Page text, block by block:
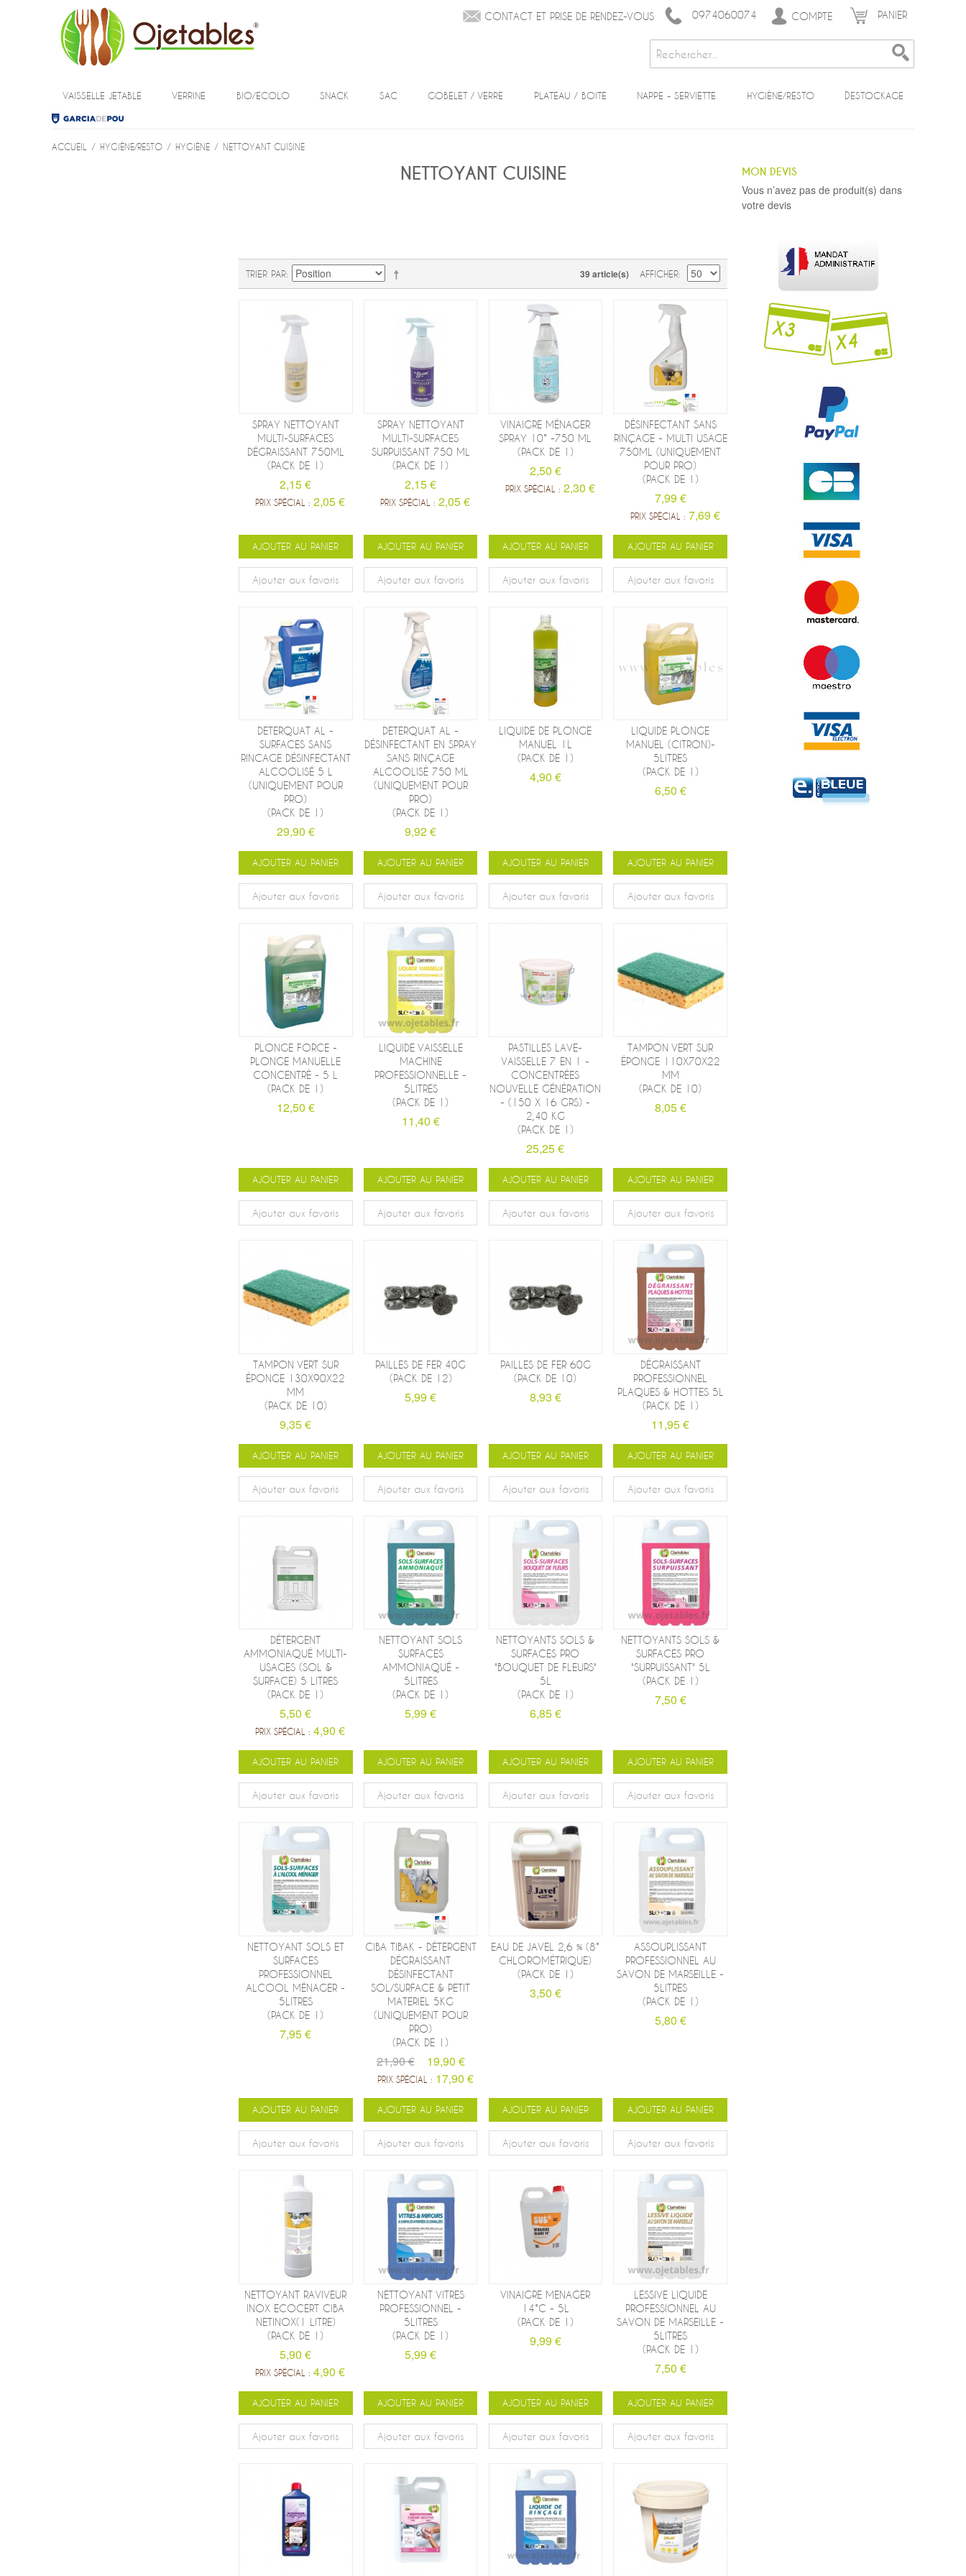
CONTACT ET PRISE DE RENDEZ-VOUS 0974060074 COMPTE PANIER
VAISSELLE JETABLE VERRINE BIO/ECOLO SNACK SAC GOBELET / VERRE PLATEAU / BOITE NAPPE - SERVIETTE HYGIÈNE/RESTO DESTOCKAGE
ACCUEIL / HYGIÈNE/RESTO / HYGIÈNE / NETTOYANT CUISINE
NETTOYANT CUISINE
TRIER PAR 39 article(s) AFFICHER
SPRAY NETTOYANT
MULTI-SURFACES
DÉGRAISSANT 750ML
(PACK DE 1)
2,15 €
PRIX SPÉCIAL : 2,05 €
AJOUTER AU PANIER
Ajouter aux favoris
SPRAY NETTOYANT
MULTI-SURFACES
SURPUISSANT 750 ML
(PACK DE 1)
2,15 €
PRIX SPÉCIAL : 2,05 €
AJOUTER AU PANIER
Ajouter aux favoris
VINAIGRE MÉNAGER
SPRAY 10° -750 ML
(PACK DE 1)
2,50 €
PRIX SPÉCIAL : 2,30 €
AJOUTER AU PANIER
Ajouter aux favoris
DÉSINFECTANT SANS
RINÇAGE - MULTI USAGE
750ML (UNIQUEMENT
POUR PRO)
(PACK DE 1)
7,99 €
PRIX SPÉCIAL : 7,69 €
AJOUTER AU PANIER
Ajouter aux favoris
DETERQUAT AL -
SURFACES SANS
RINCAGE DÉSINFECTANT
ALCOOLISÉ 5 L
(UNIQUEMENT POUR
PRO)
(PACK DE 1)
29,90 €
AJOUTER AU PANIER
Ajouter aux favoris
DETERQUAT AL -
DÉSINFECTANT EN SPRAY
SANS RINÇAGE
ALCOOLISÉ 750 ML
(UNIQUEMENT POUR
PRO)
(PACK DE 1)
9,92 €
AJOUTER AU PANIER
Ajouter aux favoris
LIQUIDE DE PLONGE
MANUEL 1L
(PACK DE 1)
4,90 €
AJOUTER AU PANIER
Ajouter aux favoris
LIQUIDE PLONGE
MANUEL (CITRON)-
5LITRES
(PACK DE 1)
6,50 €
AJOUTER AU PANIER
Ajouter aux favoris
PLONGE FORCE -
PLONGE MANUELLE
CONCENTRÉ - 5 L
(PACK DE 1)
12,50 €
AJOUTER AU PANIER
Ajouter aux favoris
LIQUIDE VAISSELLE
MACHINE
PROFESSIONNELLE -
5LITRES
(PACK DE 1)
11,40 €
AJOUTER AU PANIER
Ajouter aux favoris
PASTILLES LAVE-
VAISSELLE 7 EN 1 -
CONCENTRÉES
NOUVELLE GÉNÉRATION
- (150 X 16 GRS) -
2,40 KG
(PACK DE 1)
25,25 €
AJOUTER AU PANIER
Ajouter aux favoris
TAMPON VERT SUR
ÉPONGE 110X70X22
MM
(PACK DE 10)
8,05 €
AJOUTER AU PANIER
Ajouter aux favoris
TAMPON VERT SUR
ÉPONGE 130X90X22
MM
(PACK DE 10)
9,35 €
AJOUTER AU PANIER
Ajouter aux favoris
PAILLES DE FER 40G
(PACK DE 12)
5,99 €
AJOUTER AU PANIER
Ajouter aux favoris
PAILLES DE FER 60G
(PACK DE 10)
8,93 €
AJOUTER AU PANIER
Ajouter aux favoris
DÉGRAISSANT
PROFESSIONNEL
PLAQUES & HOTTES 5L
(PACK DE 1)
11,95 €
AJOUTER AU PANIER
Ajouter aux favoris
DÉTERGENT
AMMONIAQUÉ MULTI-
USAGES (SOL &
SURFACE) 5 LITRES
(PACK DE 1)
5,50 €
PRIX SPÉCIAL : 4,90 €
AJOUTER AU PANIER
Ajouter aux favoris
NETTOYANT SOLS
SURFACES
AMMONIAQUÉ -
5LITRES
(PACK DE 1)
5,99 €
AJOUTER AU PANIER
Ajouter aux favoris
NETTOYANTS SOLS &
SURFACES PRO
"BOUQUET DE FLEURS"
5L
(PACK DE 1)
6,85 €
AJOUTER AU PANIER
Ajouter aux favoris
NETTOYANTS SOLS &
SURFACES PRO
"SURPUISSANT" 5L
(PACK DE 1)
7,50 €
AJOUTER AU PANIER
Ajouter aux favoris
NETTOYANT SOLS ET
SURFACES
PROFESSIONNEL
ALCOOL MÉNAGER -
5LITRES
(PACK DE 1)
7,95 €
AJOUTER AU PANIER
Ajouter aux favoris
CIBA TIBAK - DÉTERGENT
DÉGRAISSANT
DÉSINFECTANT
SOL/SURFACE & PETIT
MATERIEL 5KG
(UNIQUEMENT POUR
PRO)
(PACK DE 1)
21,90 € 19,90 €
PRIX SPÉCIAL : 17,90 €
AJOUTER AU PANIER
Ajouter aux favoris
EAU DE JAVEL 2,6 % (8°
CHLOROMÉTRIQUE)
(PACK DE 1)
3,50 €
AJOUTER AU PANIER
Ajouter aux favoris
ASSOUPLISSANT
PROFESSIONNEL AU
SAVON DE MARSEILLE -
5LITRES
(PACK DE 1)
5,80 €
AJOUTER AU PANIER
Ajouter aux favoris
NETTOYANT RAVIVEUR
INOX ECOCERT CIBA
NETINOX(1 LITRE)
(PACK DE 1)
5,90 €
PRIX SPÉCIAL : 4,90 €
AJOUTER AU PANIER
Ajouter aux favoris
NETTOYANT VITRES
PROFESSIONNEL -
5LITRES
(PACK DE 1)
5,99 €
AJOUTER AU PANIER
Ajouter aux favoris
VINAIGRE MENAGER
14°C - 5L
(PACK DE 1)
9,99 €
AJOUTER AU PANIER
Ajouter aux favoris
LESSIVE LIQUIDE
PROFESSIONNEL AU
SAVON DE MARSEILLE -
5LITRES
(PACK DE 1)
7,50 €
AJOUTER AU PANIER
Ajouter aux favoris
MON DEVIS
Vous n’avez pas de produit(s) dans
votre devis